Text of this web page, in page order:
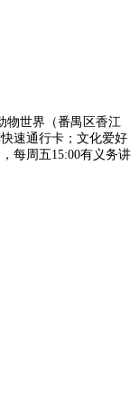
物世界（番禺区香江
速通行卡；文化爱好
每周五15:00有义务讲